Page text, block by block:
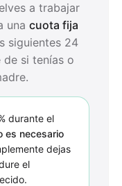
a trabajar
una cuota fija
siguientes 24
de si tenías o
durante el
es necesario
dejas
el